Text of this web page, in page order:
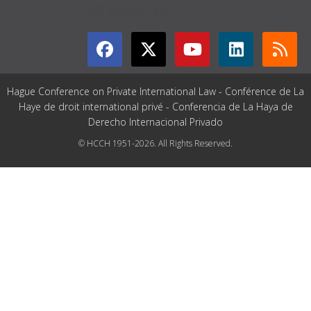
Hague Conference on Private International Law - Conférence de La
Haye de droit international privé - Conferencia de La Haya de
Derecho Internacional Privado
© HCCH 1951-2026. All Rights Reserved.